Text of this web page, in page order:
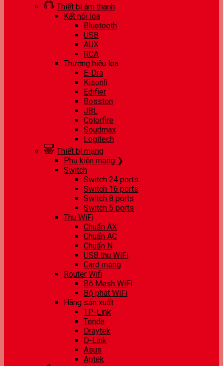
Thiết bị âm thanh
Kết nối loa
Bluetooth
USB
AUX
RCA
Thương hiệu loa
E-Dra
Kisonli
Edifier
Bosston
JBL
Colorfire
Soudmax
Logitech
Thiết bị mạng
Phụ kiện mạng ❯
Switch
Switch 24 ports
Switch 16 ports
Switch 8 ports
Switch 5 ports
Thu WiFi
Chuẩn AX
Chuẩn AC
Chuẩn N
USB thu WiFi
Card mạng
Router Wifi
Bộ Mesh WiFi
Bộ phát WiFi
Hãng sản xuất
TP-Link
Tenda
Draytek
D-Link
Asus
Aptek